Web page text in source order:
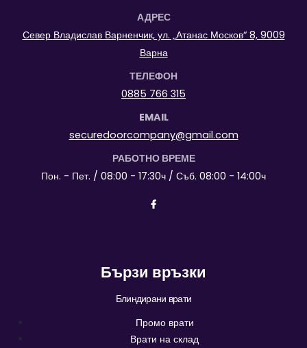
АДРЕС
Север Владислав Варненчик, ул. „Атанас Москов“ 8, 9009
Варна
ТЕЛЕФОН
0885 766 315
EMAIL
securedoorcompany@gmail.com
РАБОТНО ВРЕМЕ
Пон. - Пет. / 08:00 - 17:30ч / Съб. 08:00 - 14:00ч
Бързи връзки
Блиндирани врати
Промо врати
Врати на склад